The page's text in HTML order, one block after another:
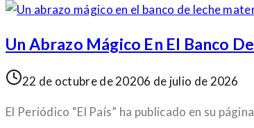
Un Abrazo Mágico En El Banco
22 de octubre de 20206 de julio de 2026
El Periódico “El País” ha publicado en su